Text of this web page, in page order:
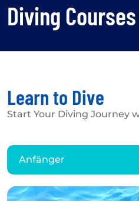
Diving Courses
Learn to Dive
Start Your Diving Journey
Anfänger